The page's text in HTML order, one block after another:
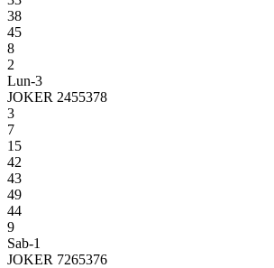
38
45
8
2
Lun-3
JOKER 2455378
3
7
15
42
43
49
44
9
Sab-1
JOKER 7265376